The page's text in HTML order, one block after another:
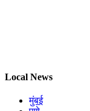
Local News
मुंबई